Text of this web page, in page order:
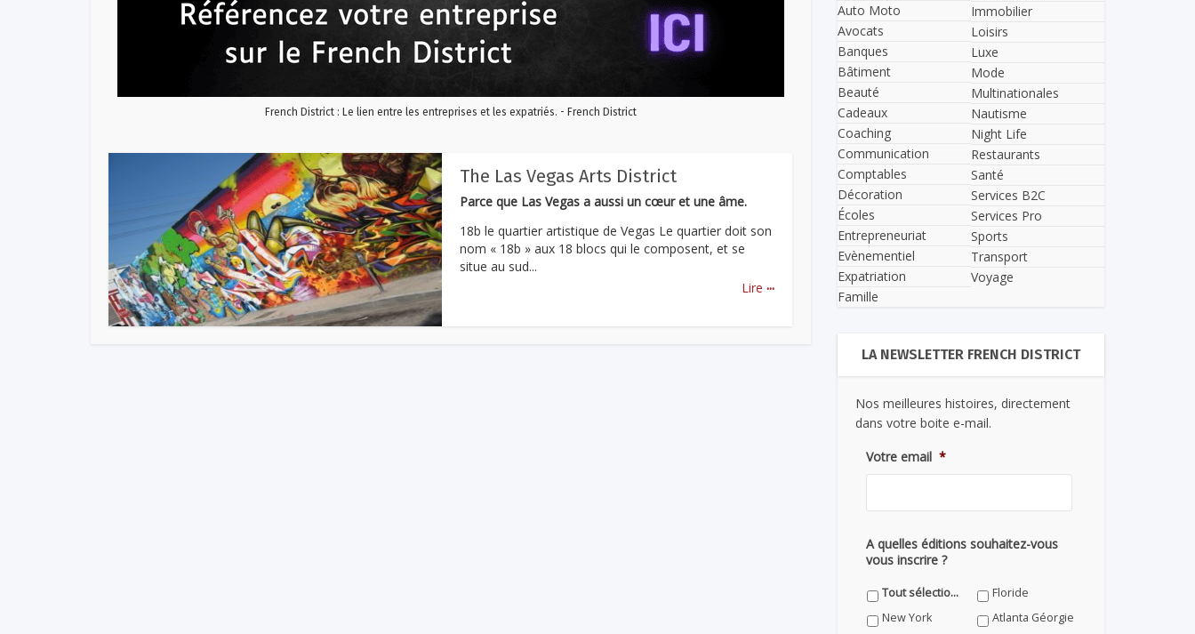
French District : Le lien entre les entreprises et les expatriés. - French District
The Las Vegas Arts District
Parce que Las Vegas a aussi un cœur et une âme.
18b le quartier artistique de Vegas Le quartier doit son
nom « 18b » aux 18 blocs qui le composent, et se
situe au sud...
Lire ...
Auto Moto
Avocats
Banques
Bâtiment
Beauté
Cadeaux
Coaching
Communication
Comptables
Décoration
Écoles
Entrepreneuriat
Evènementiel
Expatriation
Famille
Immobilier
Loisirs
Luxe
Mode
Multinationales
Nautisme
Night Life
Restaurants
Santé
Services B2C
Services Pro
Sports
Transport
Voyage
LA NEWSLETTER FRENCH DISTRICT
Nos meilleures histoires, directement
dans votre boite e-mail.
Votre email *
A quelles éditions souhaitez-vous
vous inscrire ?
Tout sélectionner
Floride
New York
Atlanta Géorgie